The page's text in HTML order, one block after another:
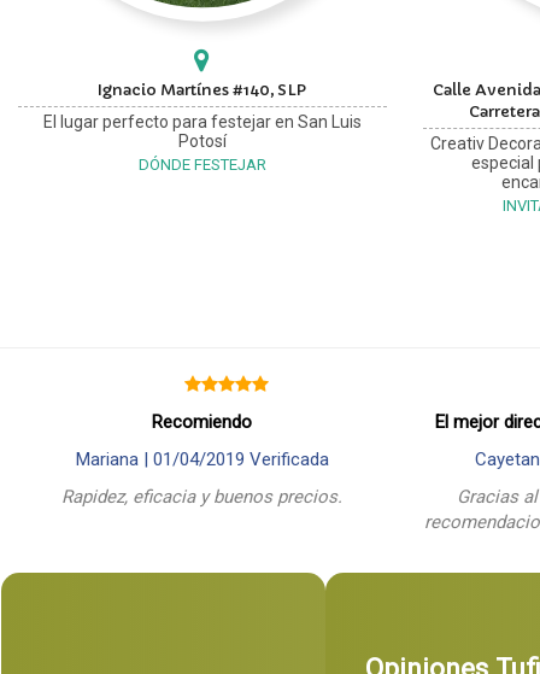
Ignacio Martínes #140, SLP
El lugar perfecto para festejar en San Luis
Potosí
DÓNDE FESTEJAR
Calle
Creativ
especial
Recomiendo
Mariana | 01/04/2019 Verificada
Rapidez, eficacia y buenos precios.
El mejor
Gracias